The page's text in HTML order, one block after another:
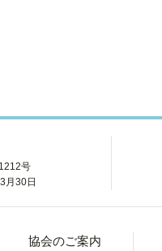
号
月30日
協会のご案内